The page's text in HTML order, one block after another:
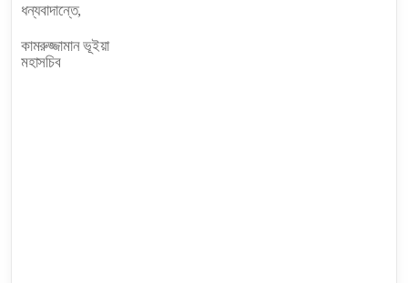
ধন্যবাদান্তে,
কামরুজ্জামান ভূইয়া
মহাসচিব